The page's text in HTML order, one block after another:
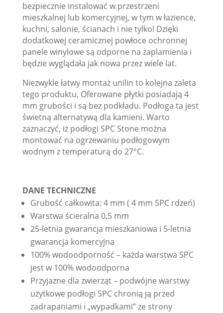
bezpiecznie instalować w przestrzeni
mieszkalnej lub komercyjnej, w tym w łazience,
kuchni, salonie, ścianach i nie tylko! Dzięki
dodatkowej ceramicznej powłoce ochronnej
panele winylowe są odporne na zaplamienia i
będzie wyglądała jak nowa przez wiele lat.
Niezwykle łatwy montaż unilin to kolejna zaleta
tego produktu, Oferowane płytki posiadają 4
mm grubości i są bez podkładu. Podłoga ta jest
świetną alternatywą dla kamieni. Warto
zaznaczyć, iż podłogi SPC Stone można
montować na ogrzewaniu podłogowym
wodnym z temperaturą do 27°C.
DANE TECHNICZNE
Grubość całkowita: 4 mm ( 4 mm SPC rdzeń)
Warstwa ścieralna 0,5 mm
25-letnia gwarancja mieszkaniowa i 5-letnia
gwarancja komercyjna
100% wodoodporność – każda warstwa SPC
jest w 100% wodoodporna
Przyjazne dla zwierząt – podwójne warstwy
użytkowe podłogi SPC chronią ją przed
zadrapaniami i „wypadkami” ze strony